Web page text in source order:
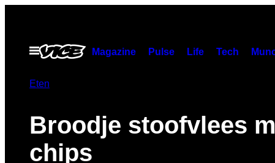
Open
menu
Magazine Pulse Life Tech
Eten
Broodje stoofvlees
chips